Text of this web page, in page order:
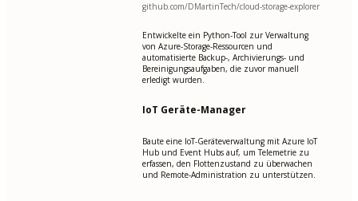
github.com/DMartinTech/cloud-storage-explorer
Entwickelte ein Python-Tool zur Verwaltung
von Azure-Storage-Ressourcen und
automatisierte Backup-, Archivierungs- und
Bereinigungsaufgaben, die zuvor manuell
erledigt wurden.
IoT Geräte-Manager
Baute eine IoT-Geräteverwaltung mit Azure IoT
Hub und Event Hubs auf, um Telemetrie zu
erfassen, den Flottenzustand zu überwachen
und Remote-Administration zu unterstützen.